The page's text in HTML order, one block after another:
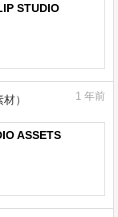
STUDIO
） 1 年前
ASSETS